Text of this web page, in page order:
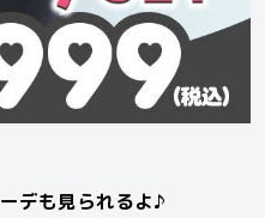
デも見られるよ♪